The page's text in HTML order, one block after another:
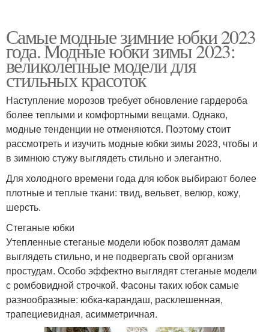
Самые модные зимние юбки 2023
года. Модные юбки зимы 2023:
великолепные модели для
стильных красоток
Наступление морозов требует обновление гардероба
более теплыми и комфортными вещами. Однако,
модные тенденции не отменяются. Поэтому стоит
рассмотреть и изучить модные юбки зимы 2023, чтобы и
в зимнюю стужу выглядеть стильно и элегантно.
Для холодного времени года для юбок выбирают более
плотные и теплые ткани: твид, вельвет, велюр, кожу,
шерсть.
Стеганые юбки
Утепленные стеганые модели юбок позволят дамам
выглядеть стильно, и не подвергать свой организм
простудам. Особо эффектно выглядят стеганые модели
с ромбовидной строчкой. Фасоны таких юбок самые
разнообразные: юбка-карандаш, расклешенная,
трапециевидная, асимметричная.